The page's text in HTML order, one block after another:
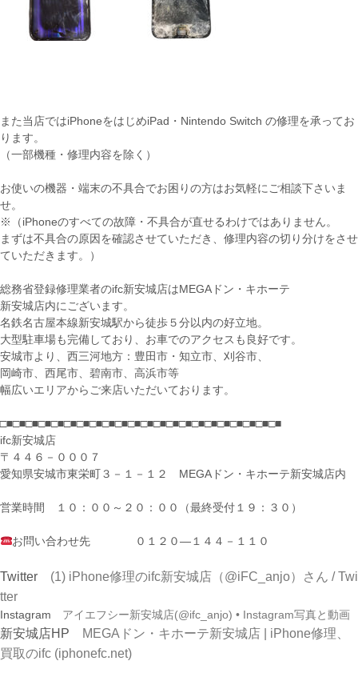
また当店ではiPhoneをはじめiPad・Nintendo Switch の修理を承ってお
ります。
（一部機種・修理内容を除く）
お使いの機器・端末の不具合でお困りの方はお気軽にご相談下さいま
せ。
※（iPhoneのすべての故障・不具合が直せるわけではありません。
まずは不具合の原因を確認させていただき、修理内容の切り分けをさせ
ていただきます。）
総務省登録修理業者のifc新安城店はMEGAドン・キホーテ
新安城店内にございます。
名鉄名古屋本線新安城駅から徒歩５分以内の好立地。
大型駐車場も完備しており、お車でのアクセスも良好です。
安城市より、西三河地方：豊田市・知立市、刈谷市、
岡崎市、西尾市、碧南市、高浜市等
幅広いエリアからご来店いただいております。
□■□■□■□■□■□■□■□■□■□■□■□■□■□■□■□■□■□■□■□■□■□■
ifc新安城店
〒４４６－０００７
愛知県安城市東栄町３－１－１２ MEGAドン・キホーテ新安城店内
営業時間 １０：００～２０：００（最終受付１９：３０）
お問い合わせ先 ０１２０―１４４－１１０
Twitter (1) iPhone修理のifc新安城店（@iFC_anjo）さん / Twi
tter
Instagram アイエフシー新安城店(@ifc_anjo) • Instagram写真と動画
新安城店HP
MEGAドン・キホーテ新安城店 | iPhone修理、
買取のifc (iphonefc.net)